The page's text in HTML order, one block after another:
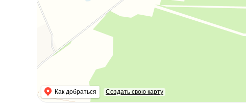
Как добраться Создать свою карту